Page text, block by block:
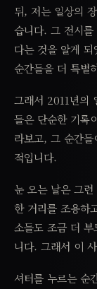
뒤, 저는 일상의
습니다. 그 전시
다는 것을 알게
순간들을 더 특별
그래서 2011년의
들은 단순한 기록
라보고, 그 순간
적입니다.
눈 오는 날은 그
한 거리를 조용하
소들도 조금 더
니다. 그래서 이
셔터를 누르는 순